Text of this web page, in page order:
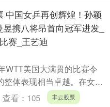
中国女乒再创辉煌！孙颖
携八将昂首向冠军进发_
赛_王艺迪
WTT美国大满贯的比赛令
整体表现相当卓越。在女单
王孙颖莎、世界第二的王
查看： 105 丰云股票